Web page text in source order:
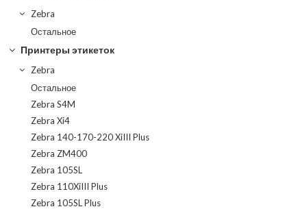
Zebra
Остальное
Принтеры этикеток
Zebra
Остальное
Zebra S4M
Zebra Xi4
Zebra 140-170-220 XiIII Plus
Zebra ZM400
Zebra 105SL
Zebra 110XiIII Plus
Zebra 105SL Plus